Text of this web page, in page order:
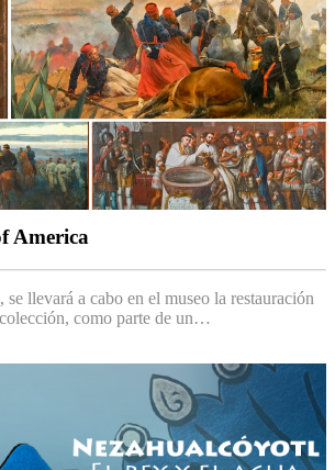
America
llevará a cabo en el museo la restauración
como parte de un…